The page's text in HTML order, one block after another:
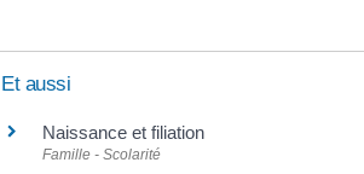
Et aussi
Naissance et filiation
Famille - Scolarité